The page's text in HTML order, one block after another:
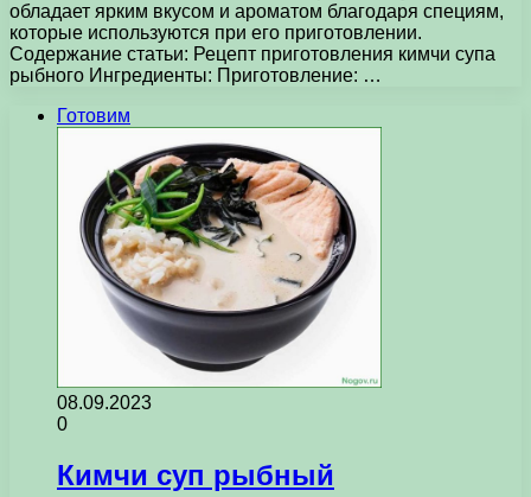
обладает ярким вкусом и ароматом благодаря специям,
которые используются при его приготовлении.
Содержание статьи: Рецепт приготовления кимчи супа
рыбного Ингредиенты: Приготовление: …
Готовим
08.09.2023
0
Кимчи суп рыбный